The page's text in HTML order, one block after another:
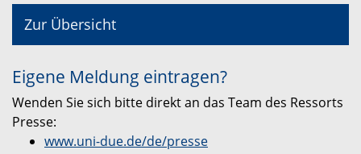
Zur Übersicht
Eigene Meldung eintragen?
Wenden Sie sich bitte direkt an das Team des Ressorts
Presse:
www.uni-due.de/de/presse